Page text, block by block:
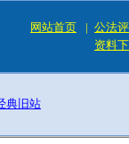
网站首页 | 公法
资料
典旧站